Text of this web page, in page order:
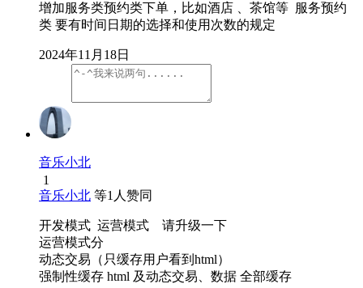
增加服务类预约类下单，比如酒店 、茶馆等 服务预约
类 要有时间日期的选择和使用次数的规定
2024年11月18日
音乐小北
1
音乐小北 等1 人赞同
开发模式 运营模式 请升级一下
运营模式分
动态交易（只缓存用户看到html）
强制性缓存 html 及动态交易、数据 全部缓存